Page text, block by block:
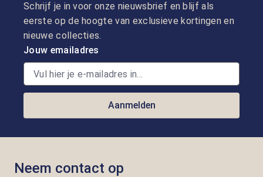
Schrijf je in voor onze nieuwsbrief en blijf als
eerste op de hoogte van exclusieve kortingen en
nieuwe collecties.
Jouw emailadres
Aanmelden
Neem contact op